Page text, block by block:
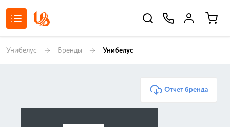
Унибелус Бренды Унибелус
Отчет бренда